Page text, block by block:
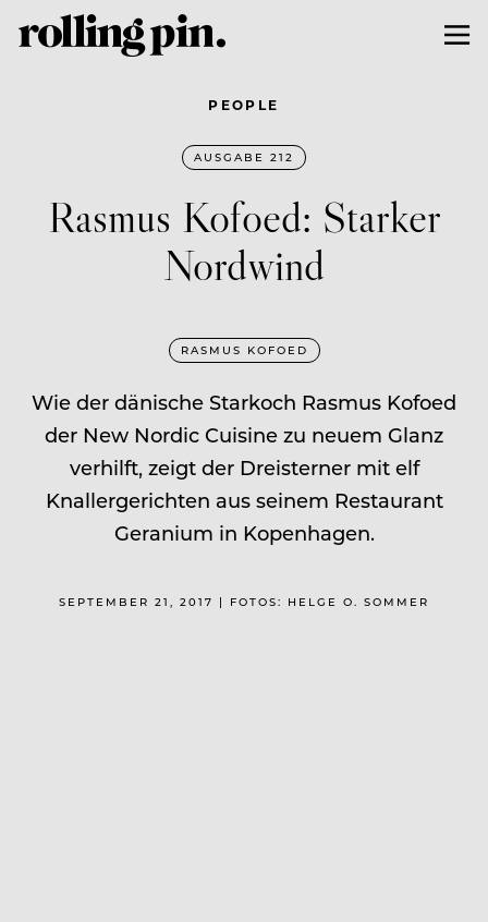
PEOPLE
AUSGABE 212
Rasmus Kofoed: Starker
Nordwind
RASMUS KOFOED
Wie der dänische Starkoch Rasmus Kofoed
der New Nordic Cuisine zu neuem Glanz
verhilft, zeigt der Dreisterner mit elf
Knallergerichten aus seinem Restaurant
Geranium in Kopenhagen.
SEPTEMBER 21, 2017 | FOTOS: HELGE O. SOMMER